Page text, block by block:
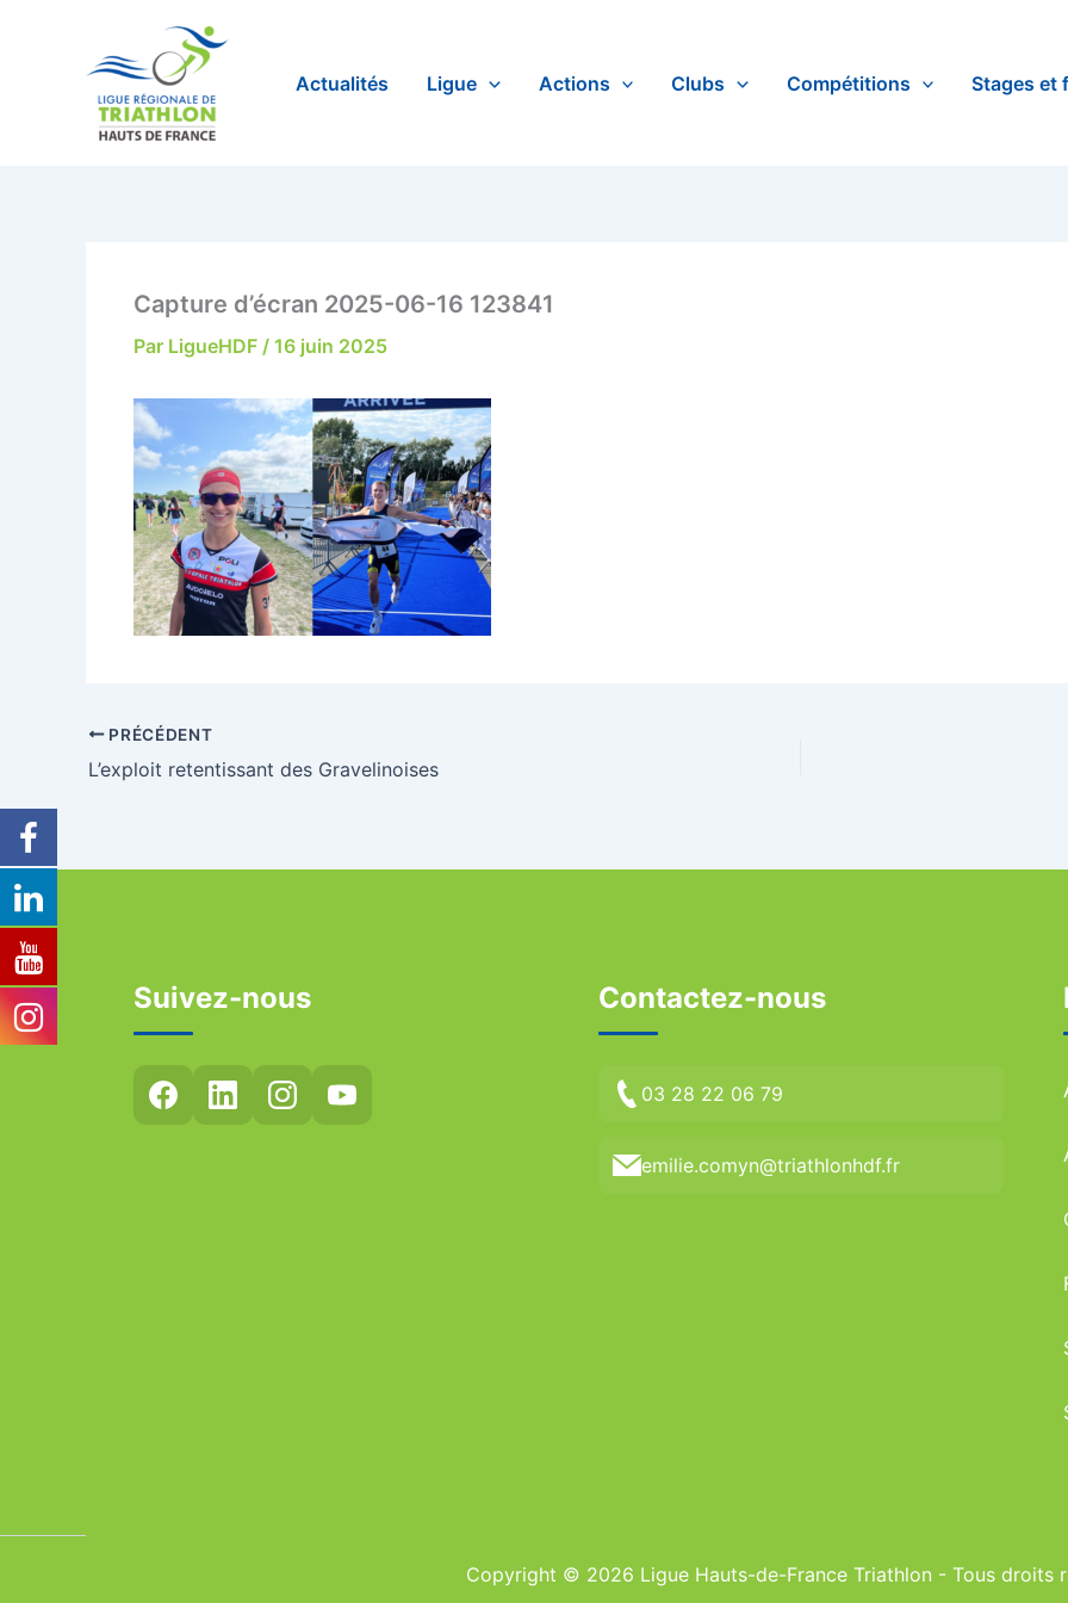
Actualités Ligue Actions Clubs Compétitions Stages et
Capture d’écran 2025-06-16 123841
Par LigueHDF / 16 juin 2025
PRÉCÉDENT
L’exploit retentissant des Gravelinoises
Suivez-nous Contactez-nous
03 28 22 06 79
emilie.comyn@triathlonhdf.fr
Copyright © 2026 Ligue Hauts-de-France Triathlon - Tous droits